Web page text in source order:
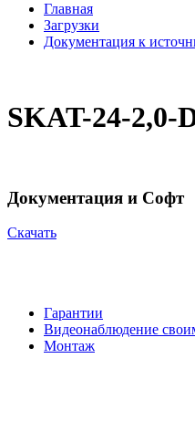
Главная
Загрузки
Документация к
SKAT-24-2,0-
Документация и Софт
Cкачать
Гарантии
Видеонаблюдение
Монтаж